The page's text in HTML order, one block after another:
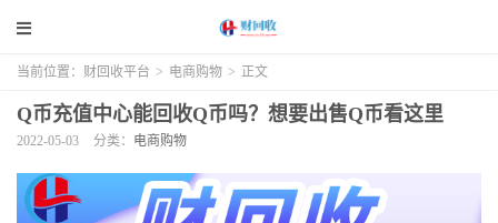
当前位置： 财回收平台 > 电商购物 > 正文
Q币充值中心能回收Q币吗？想要出售Q币看这里
2022-05-03 分类： 电商购物